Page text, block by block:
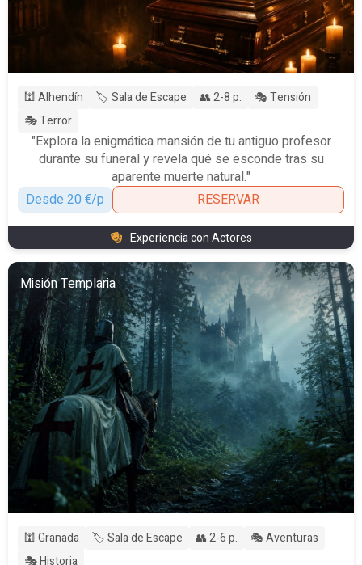
🕍 Alhendín 🏷️ Sala de Escape 👥 2-8 p.
🎭 Tensión
🎭 Terror
"Explora la enigmática mansión de tu antiguo profesor
durante su funeral y revela qué se esconde tras su
aparente muerte natural."
Desde 20 €/p
RESERVAR
Experiencia con Actores
Misión Templaria
🕍 Granada 🏷️ Sala de Escape 👥 2-6 p.
🎭 Aventuras
🎭 Historia